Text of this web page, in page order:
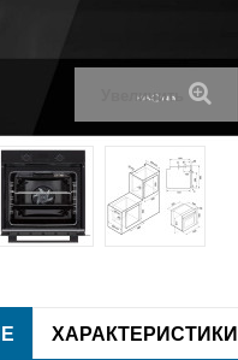
Увеличить
ХАРАКТЕРИСТИКИ